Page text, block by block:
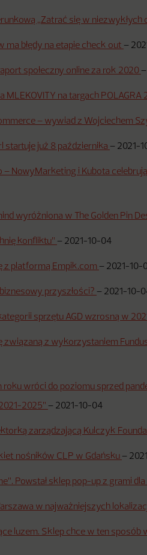
„Zatrać się w niezwykłych
błędy na etapie check out –
społeczny online za rok 2020 –
MLEKOVITY na targach POLAGRA
– wywiad z Wojciechem
startuje już 8 października – 2021-
– NowyMarketing i Kubota
wyróżniona w The Golden Pin
konfliktu” – 2021-10-04
z platformą Empik.com – 2021-10-
przyszłości? – 2021-10-
sprzętu AGD wzrosną w
związaną z wykorzystaniem
wróci do poziomu sprzed
2025” – 2021-10-04
zarządzającą Kulczyk
nośników CLP w Gdańsku –
Powstał sklep pop-up z grami
w najważniejszych
luzem. Sklep chce w ten